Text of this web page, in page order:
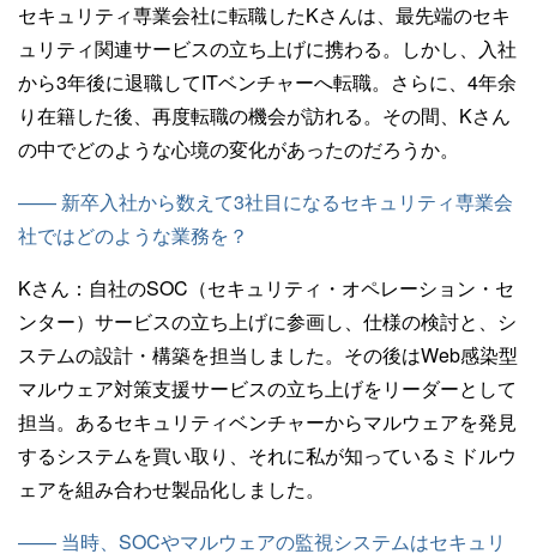
セキュリティ専業会社に転職したKさんは、最先端のセキ
ュリティ関連サービスの立ち上げに携わる。しかし、入社
から3年後に退職してITベンチャーへ転職。さらに、4年余
り在籍した後、再度転職の機会が訪れる。その間、Kさん
の中でどのような心境の変化があったのだろうか。
—— 新卒入社から数えて3社目になるセキュリティ専業会
社ではどのような業務を？
Kさん： 自社のSOC（セキュリティ・オペレーション・セ
ンター）サービスの立ち上げに参画し、仕様の検討と、シ
ステムの設計・構築を担当しました。その後はWeb感染型
マルウェア対策支援サービスの立ち上げをリーダーとして
担当。あるセキュリティベンチャーからマルウェアを発見
するシステムを買い取り、それに私が知っているミドルウ
ェアを組み合わせ製品化しました。
—— 当時、SOCやマルウェアの監視システムはセキュリ